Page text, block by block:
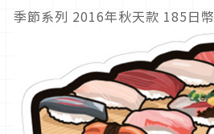
季節系列 2016年秋天款 185日幣